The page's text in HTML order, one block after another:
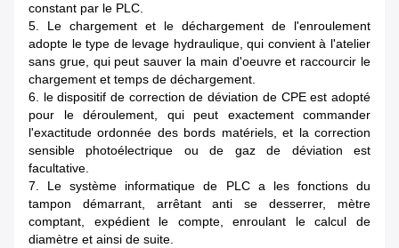
constant par le PLC.
5. Le chargement et le déchargement de l'enroulement
adopte le type de levage hydraulique, qui convient à l'atelier
sans grue, qui peut sauver la main d'oeuvre et raccourcir le
chargement et temps de déchargement.
6. le dispositif de correction de déviation de CPE est adopté
pour le déroulement, qui peut exactement commander
l'exactitude ordonnée des bords matériels, et la correction
sensible photoélectrique ou de gaz de déviation est
facultative.
7. Le système informatique de PLC a les fonctions du
tampon démarrant, arrêtant anti se desserrer, mètre
comptant, expédient le compte, enroulant le calcul de
diamètre et ainsi de suite.